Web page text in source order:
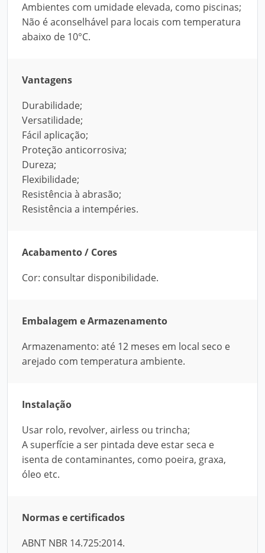
Ambientes com umidade elevada, como piscinas;
Não é aconselhável para locais com temperatura
abaixo de 10°C.
Vantagens
Durabilidade;
Versatilidade;
Fácil aplicação;
Proteção anticorrosiva;
Dureza;
Flexibilidade;
Resistência à abrasão;
Resistência a intempéries.
Acabamento / Cores
Cor: consultar disponibilidade.
Embalagem e Armazenamento
Armazenamento: até 12 meses em local seco e
arejado com temperatura ambiente.
Instalação
Usar rolo, revolver, airless ou trincha;
A superfície a ser pintada deve estar seca e
isenta de contaminantes, como poeira, graxa,
óleo etc.
Normas e certificados
ABNT NBR 14.725:2014.